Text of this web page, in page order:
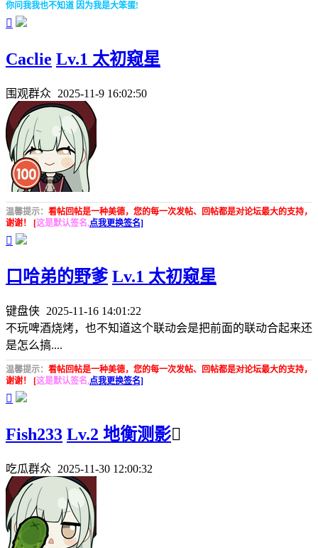
你问我我也不知道 因为我是大笨蛋!

Caclie Lv.1 太初窥星
围观群众 2025-11-9 16:02:50
温馨提示： 看帖回帖是一种美德，您的每一次发帖、回帖都是对论坛最大的支持，
谢谢！ [这是默认签名,点我更换签名]

口哈弟的野爹 Lv.1 太初窥星
键盘侠 2025-11-16 14:01:22
不玩啤酒烧烤，也不知道这个联动会是把前面的联动合起来还
是怎么搞....
温馨提示： 看帖回帖是一种美德，您的每一次发帖、回帖都是对论坛最大的支持，
谢谢！ [这是默认签名,点我更换签名]

Fish233 Lv.2 地衡测影
吃瓜群众 2025-11-30 12:00:32